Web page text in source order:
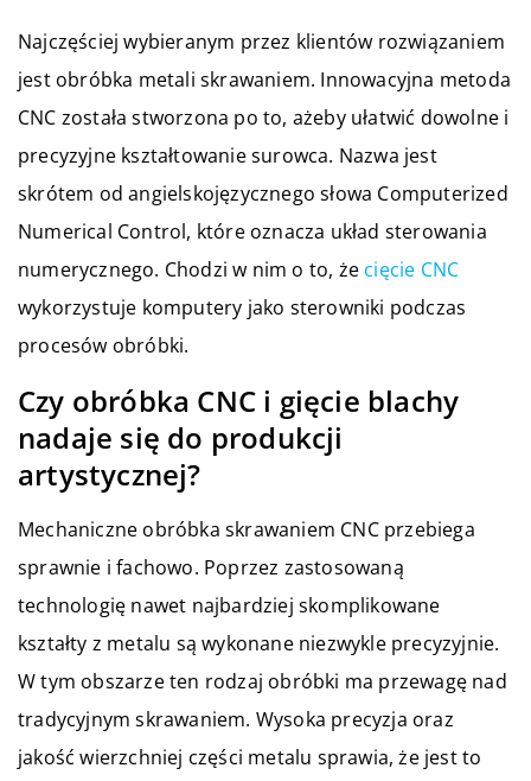
Najczęściej wybieranym przez klientów rozwiązaniem
jest obróbka metali skrawaniem. Innowacyjna metoda
CNC została stworzona po to, ażeby ułatwić dowolne i
precyzyjne kształtowanie surowca. Nazwa jest
skrótem od angielskojęzycznego słowa Computerized
Numerical Control, które oznacza układ sterowania
numerycznego. Chodzi w nim o to, że cięcie CNC
wykorzystuje komputery jako sterowniki podczas
procesów obróbki.
Czy obróbka CNC i gięcie blachy
nadaje się do produkcji
artystycznej?
Mechaniczne obróbka skrawaniem CNC przebiega
sprawnie i fachowo. Poprzez zastosowaną
technologię nawet najbardziej skomplikowane
kształty z metalu są wykonane niezwykle precyzyjnie.
W tym obszarze ten rodzaj obróbki ma przewagę nad
tradycyjnym skrawaniem. Wysoka precyzja oraz
jakość wierzchniej części metalu sprawia, że jest to